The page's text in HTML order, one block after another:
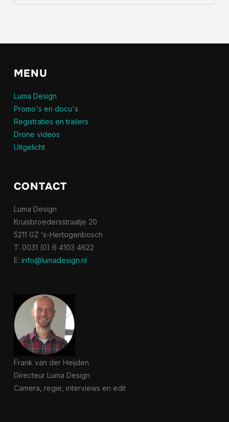
MENU
Luma Design
Promo's en docu's
Registraties en trailers
Drone videos
Uitgelicht
CONTACT
Luma Design
Kruisbroedersstraatje 20
5211 GZ ‘s-Hertogenbosch
T: 0031 (0) 6 4103 4622
E: info@lumadesign.nl
Frank van der Heijden
Directeur Luma Design
Camera, regie, interviews en edit